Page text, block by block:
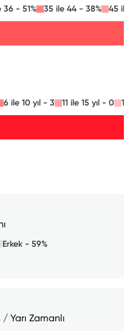
36 - 51% 35 ile 44 - 38% 45 ile
6 ile 10 yıl - 3 11 ile 15 yıl - 0 16
Erkek - 59%
Yarı Zamanlı